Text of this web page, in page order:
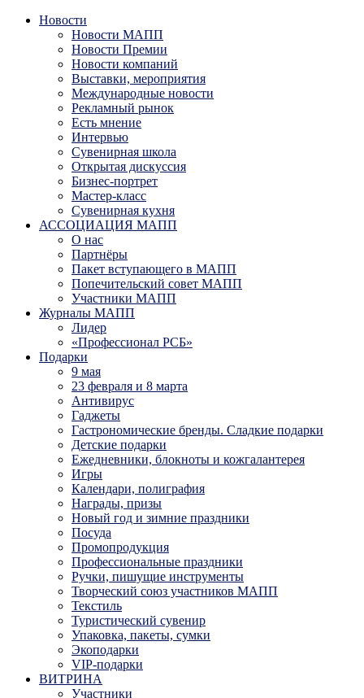
Новости
Новости МАПП
Новости Премии
Новости компаний
Выставки, мероприятия
Международные новости
Рекламный рынок
Есть мнение
Интервью
Сувенирная школа
Открытая дискуссия
Бизнес-портрет
Мастер-класс
Сувенирная кухня
АССОЦИАЦИЯ МАПП
О нас
Партнёры
Пакет вступающего в МАПП
Попечительский совет МАПП
Участники МАПП
Журналы МАПП
Лидер
«Профессионал РСБ»
Подарки
9 мая
23 февраля и 8 марта
Антивирус
Гаджеты
Гастрономические бренды. Сладкие подарки
Детские подарки
Ежедневники, блокноты и кожгалантерея
Игры
Календари, полиграфия
Награды, призы
Новый год и зимние праздники
Посуда
Промопродукция
Профессиональные праздники
Ручки, пишущие инструменты
Творческий союз участников МАПП
Текстиль
Туристический сувенир
Упаковка, пакеты, сумки
Экоподарки
VIP-подарки
ВИТРИНА
Участники